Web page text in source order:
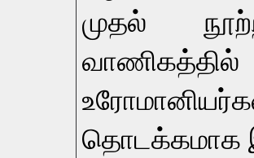
முதல்
தொடக்கமாக